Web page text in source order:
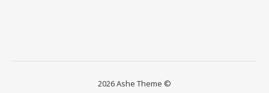
2026 Ashe Theme ©